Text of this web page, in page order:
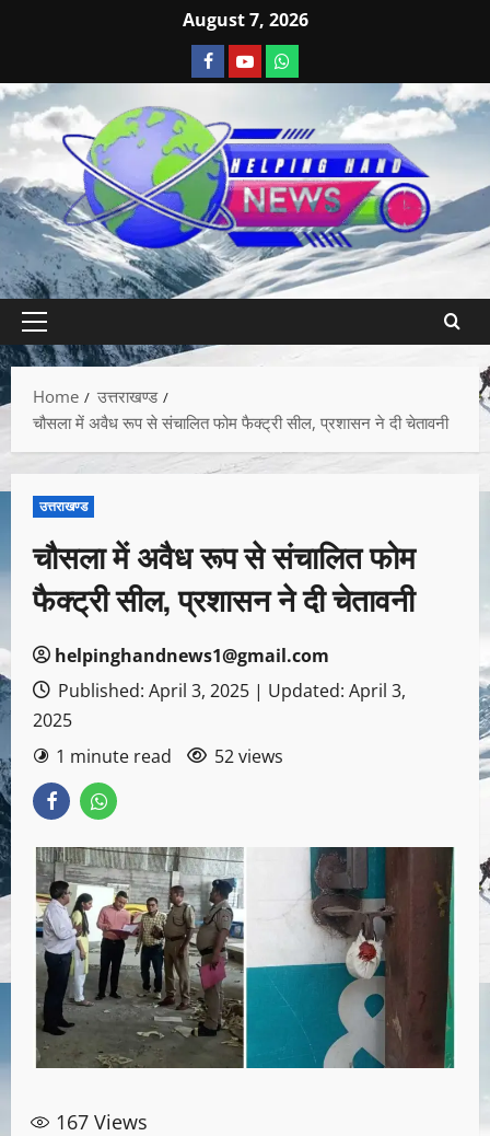
August 7, 2026
Home
उत्तराखण्ड
चौसला में अवैध रूप से संचालित फोम फैक्ट्री सील, प्रशासन ने दी चेतावनी
उत्तराखण्ड
चौसला में अवैध रूप से संचालित फोम
फैक्ट्री सील, प्रशासन ने दी चेतावनी
helpinghandnews1@gmail.com
Published: April 3, 2025 | Updated: April 3,
2025
1 minute read
52 views
167 Views